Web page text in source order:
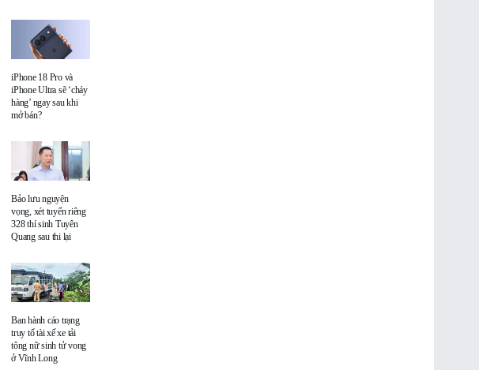
iPhone 18 Pro và
iPhone Ultra sẽ ‘cháy
hàng’ ngay sau khi
mở bán?
Bảo lưu nguyện
vọng, xét tuyển riêng
328 thí sinh Tuyên
Quang sau thi lại
Ban hành cáo trạng
truy tố tài xế xe tải
tông nữ sinh tử vong
ở Vĩnh Long